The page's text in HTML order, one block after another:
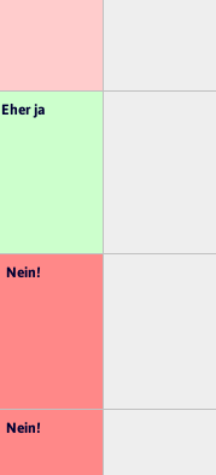
Eher ja
Nein!
Nein!